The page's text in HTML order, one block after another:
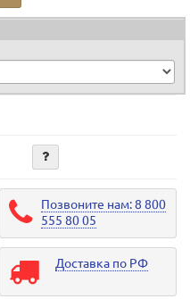
Позвоните нам: 8 800
555 80 05
Доставка по РФ